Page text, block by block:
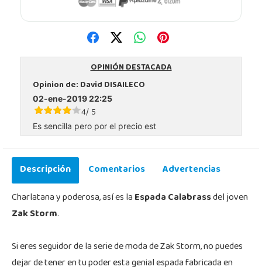
OPINIÓN DESTACADA
Opinion de:David DISAILECO
02-ene-2019 22:25
4/ 5
Es sencilla pero por el precio est
Descripción Comentarios
Advertencias
Charlatana y poderosa, así es laEspada Calabrassdel joven
Zak Storm.
Si eres seguidor de la serie de moda de Zak Storm, no puedes
dejar de tener en tu poder esta genial espada fabricada en